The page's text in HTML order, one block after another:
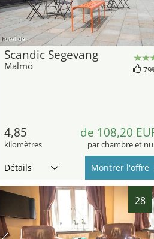
hotel.de
Scandic Segevang
Malmö
4,85
kilomètres
de 108,20
par chambre et
Détails Montrer l'offre
28